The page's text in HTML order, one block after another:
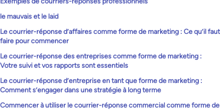
le mauvais et le laid
Le courrier-réponse d’affaires comme forme de marketing : Ce qu’il faut
faire pour commencer
Le courrier-réponse des entreprises comme forme de marketing :
Votre suivi et vos rapports sont essentiels
Le courrier-réponse d’entreprise en tant que forme de marketing :
Comment s’engager dans une stratégie à long terme
Commencer à utiliser le courrier-réponse commercial comme forme de